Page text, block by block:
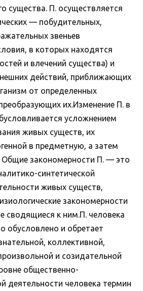
существа. П. осуществляется
— побудительных,
звеньев
в которых находятся
и влечений существа) и
действий, приближающих
от определенных
их.Изменение П. в
усложнением
живых существ, их
в предметную, а затем
Общие закономерности П. — это
синтетической
живых существ,
закономерности
сводящиеся к ним.П. человека
обусловлено и обретает
коллективной,
и созидательной
общественно-
деятельности человека термин